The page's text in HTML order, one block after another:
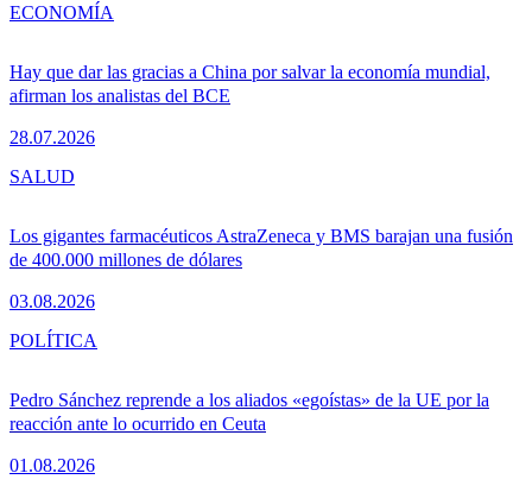
Hay que dar las gracias a China por salvar la economía mundial,
afirman los analistas del BCE
28.07.2026
ECONOMÍA
Los gigantes farmacéuticos AstraZeneca y BMS barajan una fusión
de 400.000 millones de dólares
03.08.2026
SALUD
Pedro Sánchez reprende a los aliados «egoístas» de la UE por la
reacción ante lo ocurrido en Ceuta
01.08.2026
POLÍTICA